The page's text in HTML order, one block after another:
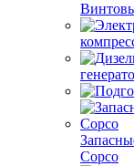
Copco